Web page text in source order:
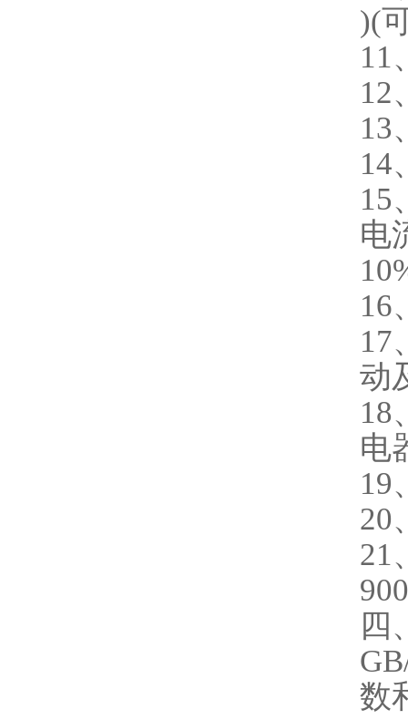
)(
11
12
13
14
15
电
16
17
动
18
电
19
20
21
四
数